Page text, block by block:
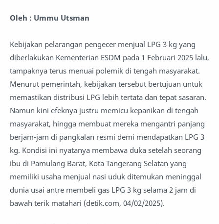
Oleh : Ummu Utsman
Kebijakan pelarangan pengecer menjual LPG 3 kg yang
diberlakukan Kementerian ESDM pada 1 Februari 2025 lalu,
tampaknya terus menuai polemik di tengah masyarakat.
Menurut pemerintah, kebijakan tersebut bertujuan untuk
memastikan distribusi LPG lebih tertata dan tepat sasaran.
Namun kini efeknya justru memicu kepanikan di tengah
masyarakat, hingga membuat mereka mengantri panjang
berjam-jam di pangkalan resmi demi mendapatkan LPG 3
kg. Kondisi ini nyatanya membawa duka setelah seorang
ibu di Pamulang Barat, Kota Tangerang Selatan yang
memiliki usaha menjual nasi uduk ditemukan meninggal
dunia usai antre membeli gas LPG 3 kg selama 2 jam di
bawah terik matahari (detik.com, 04/02/2025).